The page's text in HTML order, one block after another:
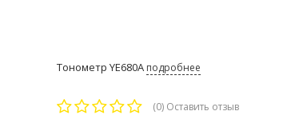
Тонометр YE680A подробнее
(0) Оставить отзыв